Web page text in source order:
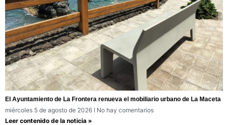
El Ayuntamiento de La Frontera renueva el mobiliario urbano de La Maceta
miércoles 5 de agosto de 2026
No hay comentarios
Leer contenido de la noticia »